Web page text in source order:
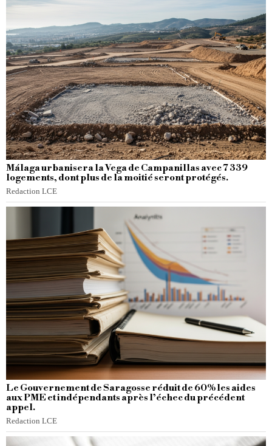
Málaga urbanisera la Vega de Campanillas avec 7 339
logements, dont plus de la moitié seront protégés.
Redaction LCE
Le Gouvernement de Saragosse réduit de 60% les aides
aux PME et indépendants après l’échec du précédent
appel.
Redaction LCE